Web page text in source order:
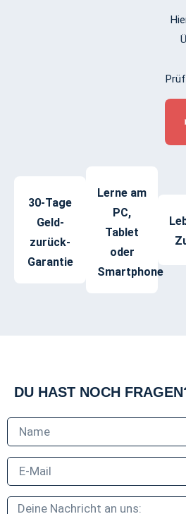
30-Tage
Geld-
zurück-
Garantie
Lerne am
PC,
Tablet
oder
Smartphone
DU HAST NOCH